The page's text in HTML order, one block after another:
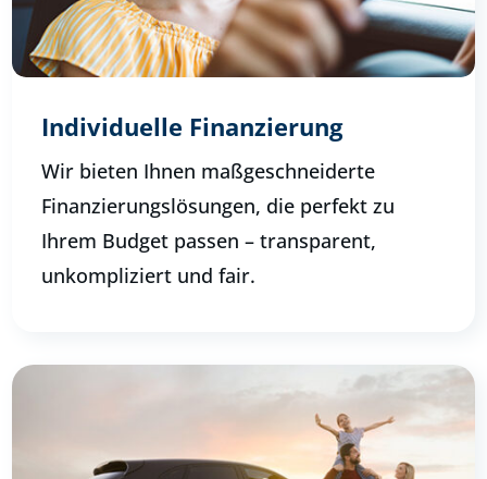
Individuelle Finanzierung
Wir bieten Ihnen maßgeschneiderte
Finanzierungslösungen, die perfekt zu
Ihrem Budget passen – transparent,
unkompliziert und fair.